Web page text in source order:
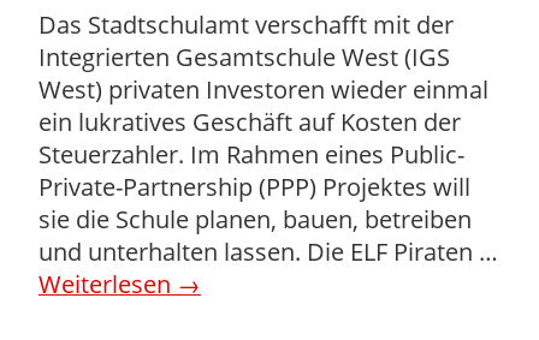
Das Stadtschulamt verschafft mit der
Integrierten Gesamtschule West (IGS
West) privaten Investoren wieder einmal
ein lukratives Geschäft auf Kosten der
Steuerzahler. Im Rahmen eines Public-
Private-Partnership (PPP) Projektes will
sie die Schule planen, bauen, betreiben
und unterhalten lassen. Die ELF Piraten …
Weiterlesen →